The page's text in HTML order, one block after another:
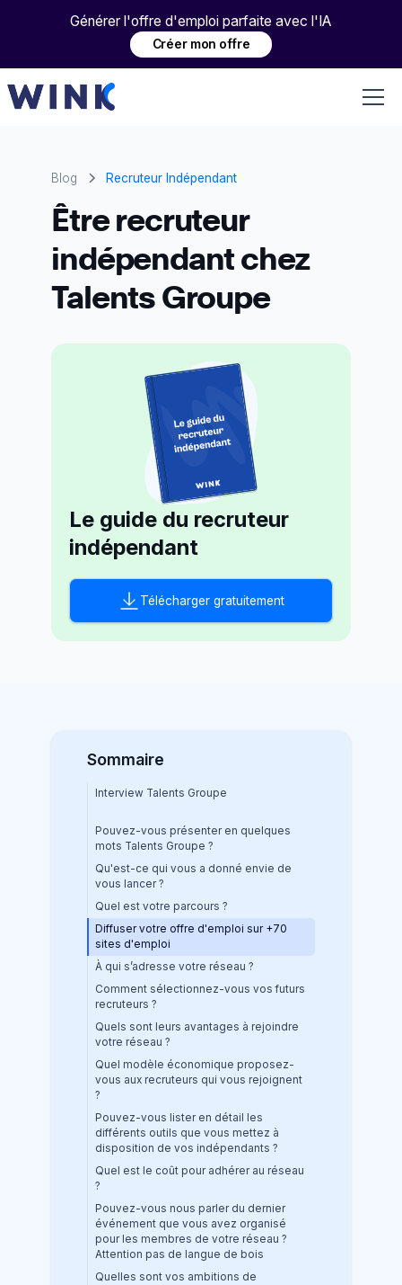
Générer l'offre d'emploi parfaite avec l'IA
Créer mon offre
Blog Recruteur Indépendant
Être recruteur
indépendant chez
Talents Groupe
Le guide du recruteur
indépendant
Télécharger gratuitement
Sommaire
Interview Talents Groupe
Pouvez-vous présenter en quelques
mots Talents Groupe ?
Qu'est-ce qui vous a donné envie de
vous lancer ?
Quel est votre parcours ?
Diffuser votre offre d'emploi sur +70
sites d'emploi
À qui s’adresse votre réseau ?
Comment sélectionnez-vous vos futurs
recruteurs ?
Quels sont leurs avantages à rejoindre
votre réseau ?
Quel modèle économique proposez-
vous aux recruteurs qui vous rejoignent
?
Pouvez-vous lister en détail les
différents outils que vous mettez à
disposition de vos indépendants ?
Quel est le coût pour adhérer au réseau
?
Pouvez-vous nous parler du dernier
événement que vous avez organisé
pour les membres de votre réseau ?
Attention pas de langue de bois
Quelles sont vos ambitions de